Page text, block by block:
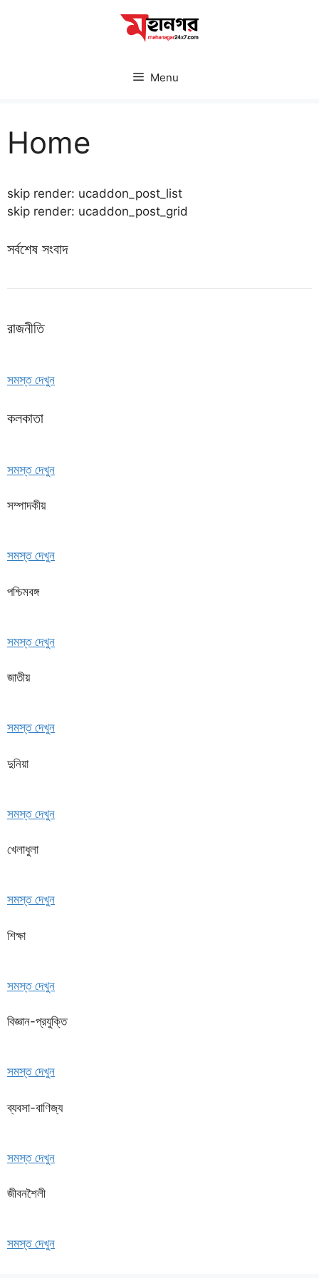
Menu
Home
skip render: ucaddon_post_list
skip render: ucaddon_post_grid
সর্বশেষ সংবাদ
রাজনীতি
সমস্ত দেখুন
কলকাতা
সমস্ত দেখুন
সম্পাদকীয়
সমস্ত দেখুন
পশ্চিমবঙ্গ
সমস্ত দেখুন
জাতীয়
সমস্ত দেখুন
দুনিয়া
সমস্ত দেখুন
খেলাধুলা
সমস্ত দেখুন
শিক্ষা
সমস্ত দেখুন
বিজ্ঞান-প্রযুক্তি
সমস্ত দেখুন
ব্যবসা-বাণিজ্য
সমস্ত দেখুন
জীবনশৈলী
সমস্ত দেখুন